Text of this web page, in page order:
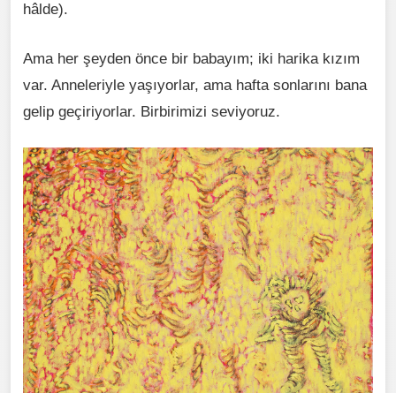
hâlde).
Ama her şeyden önce bir babayım; iki harika kızım
var. Anneleriyle yaşıyorlar, ama hafta sonlarını bana
gelip geçiriyorlar. Birbirimizi seviyoruz.